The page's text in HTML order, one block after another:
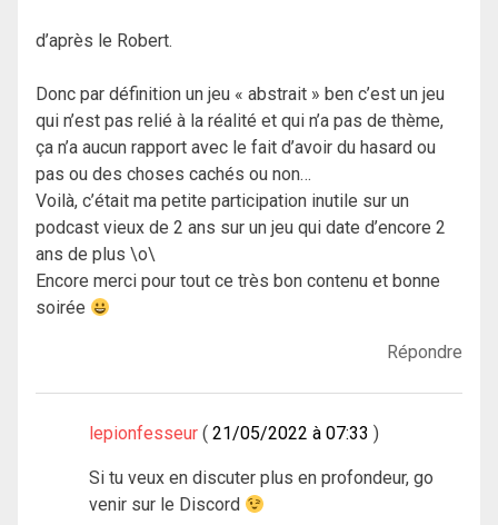
d’après le Robert.
Donc par définition un jeu « abstrait » ben c’est un jeu
qui n’est pas relié à la réalité et qui n’a pas de thème,
ça n’a aucun rapport avec le fait d’avoir du hasard ou
pas ou des choses cachés ou non…
Voilà, c’était ma petite participation inutile sur un
podcast vieux de 2 ans sur un jeu qui date d’encore 2
ans de plus \o\
Encore merci pour tout ce très bon contenu et bonne
soirée
Répondre
lepionfesseur 21/05/2022 à 07:33
Si tu veux en discuter plus en profondeur, go
venir sur le Discord